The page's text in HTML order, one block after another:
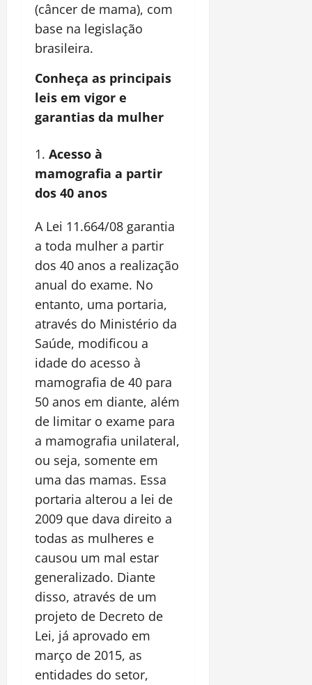
(câncer de mama), com
base na legislação
brasileira.
Conheça as principais
leis em vigor e
garantias da mulher
Acesso à
mamografia a partir
dos 40 anos
A Lei 11.664/08 garantia
a toda mulher a partir
dos 40 anos a realização
anual do exame. No
entanto, uma portaria,
através do Ministério da
Saúde, modificou a
idade do acesso à
mamografia de 40 para
50 anos em diante, além
de limitar o exame para
a mamografia unilateral,
ou seja, somente em
uma das mamas. Essa
portaria alterou a lei de
2009 que dava direito a
todas as mulheres e
causou um mal estar
generalizado. Diante
disso, através de um
projeto de Decreto de
Lei, já aprovado em
março de 2015, as
entidades do setor,